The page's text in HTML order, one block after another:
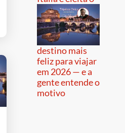
destino mais
feliz para viajar
em 2026 — e a
gente entende o
motivo